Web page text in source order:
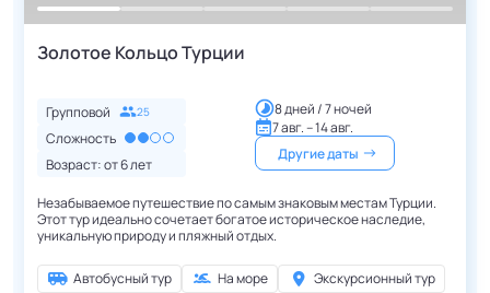
Золотое Кольцо Турции
Групповой 25
Сложность
Возраст: от6лет
8 дней / 7 ночей
7 авг. – 14 авг.
Другие даты
Незабываемое путешествие по самым знаковым местам Турции.
Этот тур идеально сочетает богатое историческое наследие,
уникальную природу и пляжный отдых.
Автобусный тур На море
Экскурсионный тур